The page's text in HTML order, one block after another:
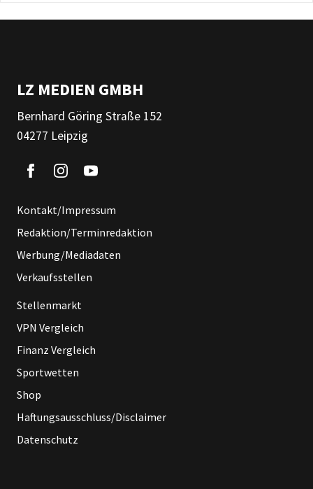
LZ MEDIEN GMBH
Bernhard Göring Straße 152
04277 Leipzig
Kontakt/Impressum
Redaktion/Terminredaktion
Werbung/Mediadaten
Verkaufsstellen
Stellenmarkt
VPN Vergleich
Finanz Vergleich
Sportwetten
Shop
Haftungsausschluss/Disclaimer
Datenschutz